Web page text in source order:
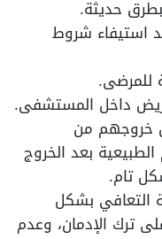
حديثة.
استيفاء شروط
للمرضى.
داخل المستشفى.
خروجهم من
بعد الخروج
تام.
التعافي بشكل
ترك الإدمان، وعدم